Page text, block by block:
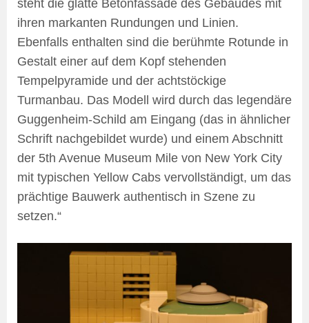
steht die glatte Betonfassade des Gebäudes mit
ihren markanten Rundungen und Linien.
Ebenfalls enthalten sind die berühmte Rotunde in
Gestalt einer auf dem Kopf stehenden
Tempelpyramide und der achtstöckige
Turmanbau. Das Modell wird durch das legendäre
Guggenheim-Schild am Eingang (das in ähnlicher
Schrift nachgebildet wurde) und einem Abschnitt
der 5th Avenue Museum Mile von New York City
mit typischen Yellow Cabs vervollständigt, um das
prächtige Bauwerk authentisch in Szene zu
setzen.“